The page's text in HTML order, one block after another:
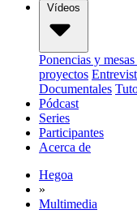
Vídeos
Ponencias y
proyectos
Documentales
Pódcast
Series
Participantes
Acerca de
Hegoa
»
Multimedia